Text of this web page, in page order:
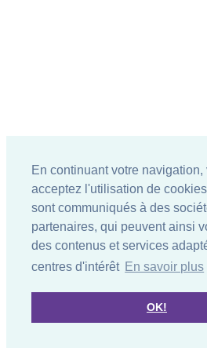
En continuant votre navigation,
acceptez l'utilisation de
sont communiqués à des
partenaires, qui peuvent ainsi
des contenus et services
centres d'intérêt En savoir plus
OK!